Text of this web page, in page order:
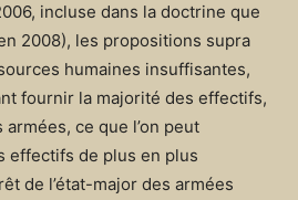
incluse dans la doctrine que
2008), les propositions supra
humaines insuffisantes,
fournir la majorité des effectifs,
ce que l’on peut
effectifs de plus en plus
de l’état-major des armées